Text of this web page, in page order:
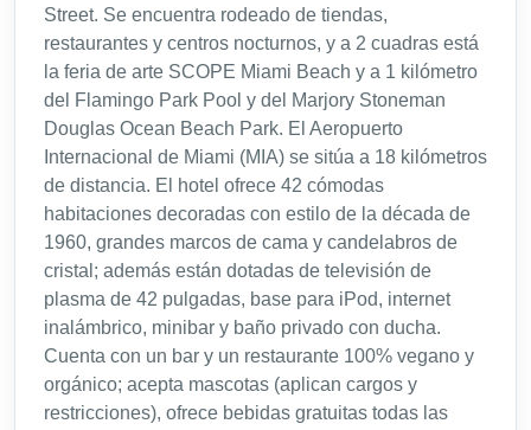
Street. Se encuentra rodeado de tiendas,
restaurantes y centros nocturnos, y a 2 cuadras está
la feria de arte SCOPE Miami Beach y a 1 kilómetro
del Flamingo Park Pool y del Marjory Stoneman
Douglas Ocean Beach Park. El Aeropuerto
Internacional de Miami (MIA) se sitúa a 18 kilómetros
de distancia. El hotel ofrece 42 cómodas
habitaciones decoradas con estilo de la década de
1960, grandes marcos de cama y candelabros de
cristal; además están dotadas de televisión de
plasma de 42 pulgadas, base para iPod, internet
inalámbrico, minibar y baño privado con ducha.
Cuenta con un bar y un restaurante 100% vegano y
orgánico; acepta mascotas (aplican cargos y
restricciones), ofrece bebidas gratuitas todas las